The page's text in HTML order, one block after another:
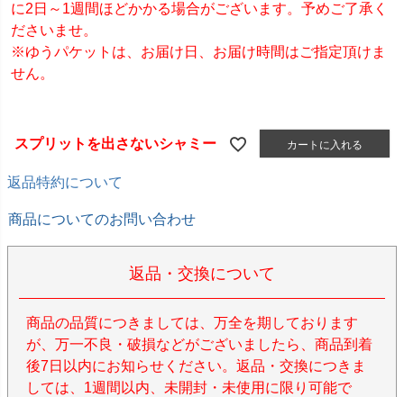
に2日～1週間ほどかかる場合がございます。予めご了承く
ださいませ。
※ゆうパケットは、お届け日、お届け時間はご指定頂けま
せん。
スプリットを出さないシャミー カートに入れる
返品特約について
商品についてのお問い合わせ
返品・交換について
商品の品質につきましては、万全を期しております
が、万一不良・破損などがございましたら、商品到着
後7日以内にお知らせください。返品・交換につきま
しては、1週間以内、未開封・未使用に限り可能で